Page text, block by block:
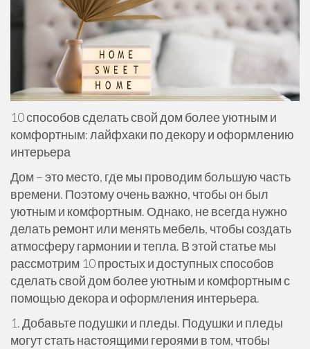
10 способов сделать свой дом более уютным и
комфортным: лайфхаки по декору и оформлению
интерьера
Дом – это место, где мы проводим большую часть
времени. Поэтому очень важно, чтобы он был
уютным и комфортным. Однако, не всегда нужно
делать ремонт или менять мебель, чтобы создать
атмосферу гармонии и тепла. В этой статье мы
рассмотрим 10 простых и доступных способов
сделать свой дом более уютным и комфортным с
помощью декора и оформления интерьера.
1. Добавьте подушки и пледы. Подушки и пледы
могут стать настоящими героями в том, чтобы